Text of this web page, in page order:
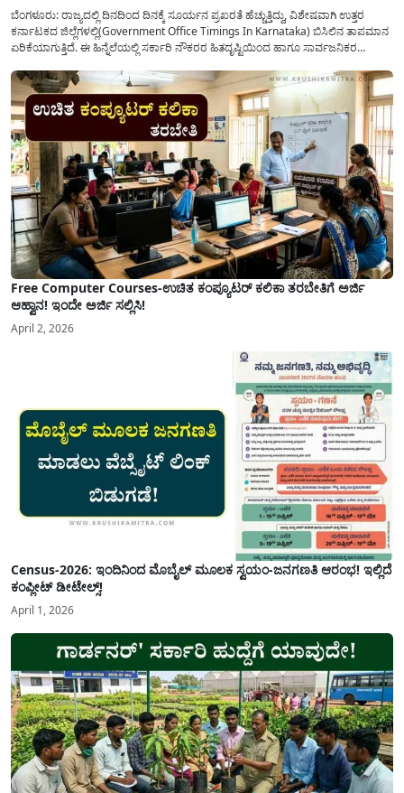
ಬೆಂಗಳೂರು: ರಾಜ್ಯದಲ್ಲಿ ದಿನದಿಂದ ದಿನಕ್ಕೆ ಸೂರ್ಯನ ಪ್ರಖರತೆ ಹೆಚ್ಚುತ್ತಿದ್ದು, ವಿಶೇಷವಾಗಿ ಉತ್ತರ
ಕರ್ನಾಟಕದ ಜಿಲ್ಲೆಗಳಲ್ಲಿ(Government Office Timings In Karnataka) ಬಿಸಿಲಿನ ತಾಪಮಾನ
ಏರಿಕೆಯಾಗುತ್ತಿದೆ. ಈ ಹಿನ್ನೆಲೆಯಲ್ಲಿ ಸರ್ಕಾರಿ ನೌಕರರ ಹಿತದೃಷ್ಟಿಯಿಂದ ಹಾಗೂ ಸಾರ್ವಜನಿಕರ
ಮತ್ತು ಕಲ್ಯಾಣ ಕರ್ನಾಟಕದ ಒಟ್ಟು 9 ಜಿಲ್ಲೆಗಳಲ್ಲಿ ಏಪ್ರಿಲ್...
Free Computer Courses-ಉಚಿತ ಕಂಪ್ಯೂಟರ್ ಕಲಿಕಾ ತರಬೇತಿಗೆ ಅರ್ಜಿ
ಆಹ್ವಾನ! ಇಂದೇ ಅರ್ಜಿ ಸಲ್ಲಿಸಿ!
April 2, 2026
Census-2026: ಇಂದಿನಿಂದ ಮೊಬೈಲ್ ಮೂಲಕ ಸ್ವಯಂ-ಜನಗಣತಿ ಆರಂಭ! ಇಲ್ಲಿದೆ
ಕಂಪ್ಲೀಟ್ ಡೀಟೇಲ್ಸ್!
April 1, 2026